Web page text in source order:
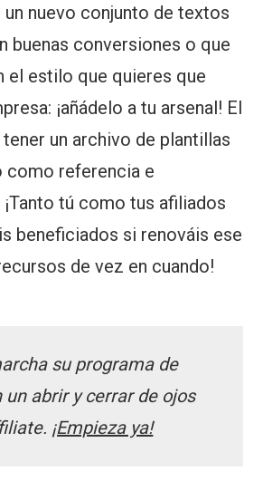
nuevo conjunto de textos
buenas conversiones o que
el estilo que quieres que
¡añádelo a tu arsenal! El
un archivo de plantillas
como referencia e
tú como tus afiliados
beneficiados si renováis ese
de vez en cuando!
su programa de
abrir y cerrar de ojos
¡Empieza ya!